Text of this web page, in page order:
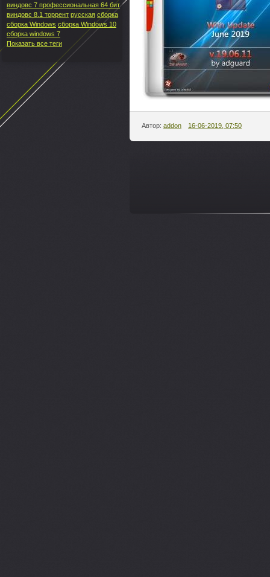
Автор: addon 16-06-2019, 07:50
виндовс 7 профессиональная 64 бит
виндовс 8.1 торрент русская сборка
сборка Windows сборка Windows 10
сборка windows 7
Показать все теги